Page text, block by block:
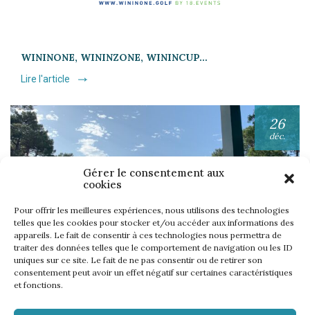
Gérer le consentement aux
cookies
Pour offrir les meilleures expériences, nous utilisons des technologies
telles que les cookies pour stocker et/ou accéder aux informations des
appareils. Le fait de consentir à ces technologies nous permettra de
traiter des données telles que le comportement de navigation ou les ID
uniques sur ce site. Le fait de ne pas consentir ou de retirer son
consentement peut avoir un effet négatif sur certaines caractéristiques
et fonctions.
WININONE, WININZONE, WININCUP…
Lire l'article
26
déc.
UNE SEMAINE… TOUS LES GOLFS WININONE !
Lire l'article